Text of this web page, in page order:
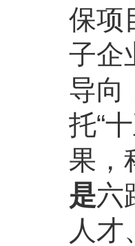
保项
子企
导向
托“
果，
是六
人才